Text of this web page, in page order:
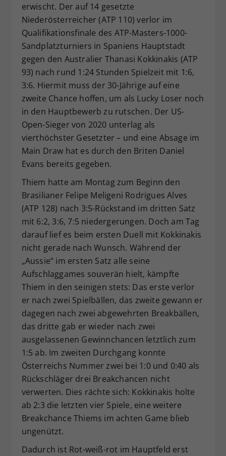
erwischt. Der auf 14 gesetzte
Niederösterreicher (ATP 110) verlor im
Qualifikationsfinale des ATP-Masters-1000-
Sandplatzturniers in Spaniens Hauptstadt
gegen den Australier Thanasi Kokkinakis (ATP
93) nach rund 1:24 Stunden Spielzeit mit 1:6,
3:6. Hiermit muss der 30-Jährige auf eine
zweite Chance hoffen, um als Lucky Loser noch
in den Hauptbewerb zu rutschen. Der US-
Open-Sieger von 2020 unterlag als
vierthöchster Gesetzter – und eine Absage im
Main Draw hat es durch den Briten Daniel
Evans bereits gegeben.
Thiem hatte am Montag zum Beginn den
Brasilianer Felipe Meligeni Rodrigues Alves
(ATP 128) nach 3:5-Rückstand im dritten Satz
mit 6:2, 3:6, 7:5 niedergerungen. Doch am Tag
darauf lief es beim ersten Duell mit Kokkinakis
nicht gerade nach Wunsch. Während der
„Aussie“ im ersten Satz alle seine
Aufschlaggames souverän hielt, kämpfte
Thiem in den seinigen stets: Das erste verlor
er nach zwei Spielbällen, das zweite gewann er
dagegen nach zwei abgewehrten Breakbällen,
das dritte gab er wieder nach zwei
ausgelassenen Gewinnchancen letztlich zum
1:5 ab. Im zweiten Durchgang konnte
Österreichs Nummer zwei bei 1:0 und 0:40 als
Rückschläger drei Breakchancen nicht
verwerten. Dies rächte sich: Kokkinakis holte
ab 2:3 die letzten vier Spiele, eine weitere
Breakchance Thiems im achten Game blieb
ungenützt.
Dadurch ist Rot-weiß-rot im Hauptfeld erst
Zweck
Dieser Wert speichert Ihre Consent-
Einstellungen. Unter anderem eine
zufällig generierte ID, für die
historische Speicherung Ihrer
vorgenommen Einstellungen, falls der
Webseiten-Betreiber dies eingestellt